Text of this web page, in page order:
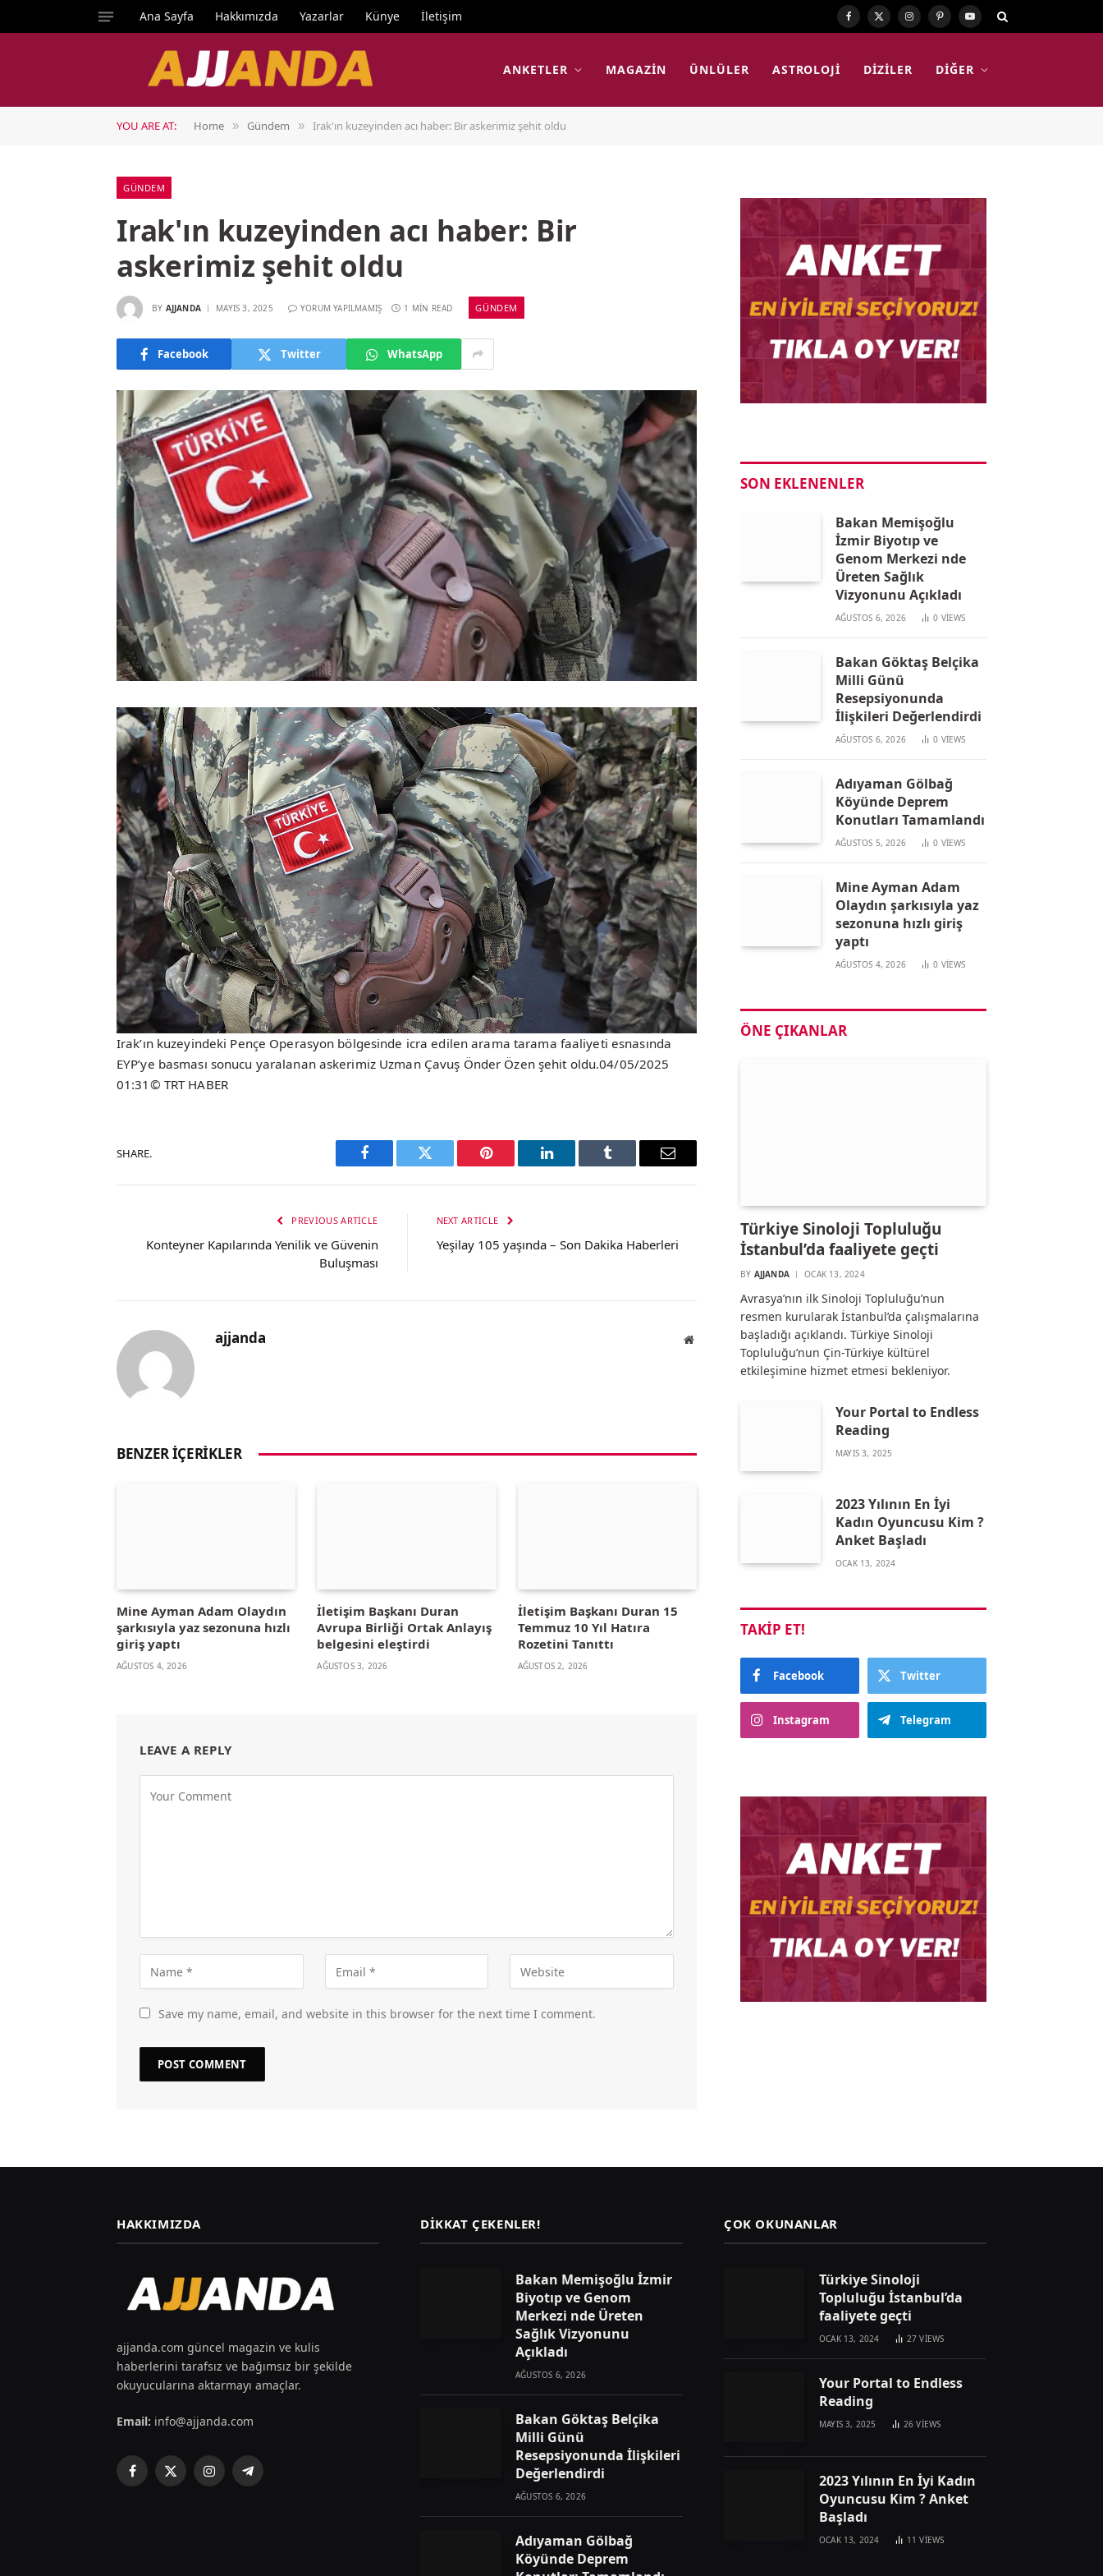
Ana Sayfa Hakkımızda Yazarlar Künye İletişim Facebook
X
Instagram
PinterestYouTube
ANKETLER MAGAZIN ÜNLÜLER ASTROLOJI DIZILER DIĞER
YOU ARE AT: Home » Gündem » Irak'ın kuzeyinden acı haber: Bir askerimiz şehit oldu
GÜNDEM
Irak'ın kuzeyinden acı haber: Bir
askerimiz şehit oldu
BY AJJANDA MAYIS 3, 2025 YORUM YAPILMAMIŞ 1 MIN READ GÜNDEM
Facebook Twitter WhatsApp
Irak’ın kuzeyindeki Pençe Operasyon bölgesinde icra edilen arama tarama faaliyeti esnasında
EYP’ye basması sonucu yaralanan askerimiz Uzman Çavuş Önder Özen şehit oldu.04/05/2025
01:31© TRT HABER
SHARE.
Facebook Twitter Pinterest LinkedIn Tumblr Email
PREVIOUS ARTICLE
Konteyner Kapılarında Yenilik ve Güvenin
Buluşması
NEXT ARTICLE
Yeşilay 105 yaşında – Son Dakika Haberleri
ajjanda Website
BENZER İÇERIKLER
Mine Ayman Adam Olaydın
şarkısıyla yaz sezonuna hızlı
giriş yaptı
AĞUSTOS 4, 2026
İletişim Başkanı Duran
Avrupa Birliği Ortak Anlayış
belgesini eleştirdi
AĞUSTOS 3, 2026
İletişim Başkanı Duran 15
Temmuz 10 Yıl Hatıra
Rozetini Tanıttı
AĞUSTOS 2, 2026
LEAVE A REPLY
Save my name, email, and website in this browser for the next time I comment.
SON EKLENENLER
Bakan Memişoğlu
İzmir Biyotıp ve
Genom Merkezi nde
Üreten Sağlık
Vizyonunu Açıkladı
AĞUSTOS 6, 2026 0 VIEWS
Bakan Göktaş Belçika
Milli Günü
Resepsiyonunda
İlişkileri Değerlendirdi
AĞUSTOS 6, 2026 0 VIEWS
Adıyaman Gölbağ
Köyünde Deprem
Konutları Tamamlandı
AĞUSTOS 5, 2026 0 VIEWS
Mine Ayman Adam
Olaydın şarkısıyla yaz
sezonuna hızlı giriş
yaptı
AĞUSTOS 4, 2026 0 VIEWS
ÖNE ÇIKANLAR
Türkiye Sinoloji Topluluğu
İstanbul’da faaliyete geçti
BY AJJANDA OCAK 13, 2024
Avrasya’nın ilk Sinoloji Topluluğu’nun
resmen kurularak İstanbul’da çalışmalarına
başladığı açıklandı. Türkiye Sinoloji
Topluluğu’nun Çin-Türkiye kültürel
etkileşimine hizmet etmesi bekleniyor.
Your Portal to Endless
Reading
MAYIS 3, 2025
2023 Yılının En İyi
Kadın Oyuncusu Kim ?
Anket Başladı
OCAK 13, 2024
TAKIP ET!
Facebook Twitter
Instagram Telegram
HAKKIMIZDA
ajjanda.com güncel magazin ve kulis
haberlerini tarafsız ve bağımsız bir şekilde
okuyucularına aktarmayı amaçlar.
Email: info@ajjanda.com
Facebook
X
InstagramTelegram
DIKKAT ÇEKENLER!
Bakan Memişoğlu İzmir
Biyotıp ve Genom
Merkezi nde Üreten
Sağlık Vizyonunu
Açıkladı
AĞUSTOS 6, 2026
Bakan Göktaş Belçika
Milli Günü
Resepsiyonunda İlişkileri
Değerlendirdi
AĞUSTOS 6, 2026
Adıyaman Gölbağ
Köyünde Deprem
ÇOK OKUNANLAR
Türkiye Sinoloji
Topluluğu İstanbul’da
faaliyete geçti
OCAK 13, 2024 27VIEWS
Your Portal to Endless
Reading
MAYIS 3, 2025 26VIEWS
2023 Yılının En İyi Kadın
Oyuncusu Kim ? Anket
Başladı
OCAK 13, 2024 11VIEWS